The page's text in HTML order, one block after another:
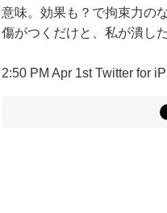
意味。効果も？で拘束力の
傷がつくだけと、私が潰し
2:50 PM Apr 1st Twitter for